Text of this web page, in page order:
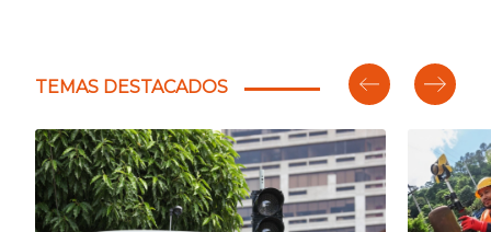
TEMAS DESTACADOS